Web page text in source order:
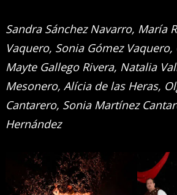
Sandra Sánchez Navarro, María
Vaquero, Sonia Gómez
Mayte Gallego Rivera, Natalia
Mesonero, Alícia de las Heras,
Cantarero, Sonia Martínez
Hernández